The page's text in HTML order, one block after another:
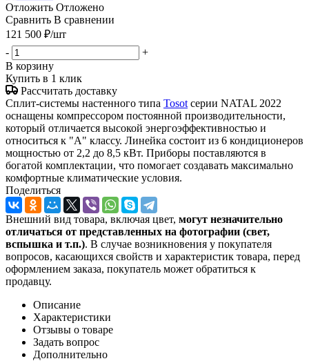
Отложить Отложено
Сравнить В сравнении
121 500 ₽/шт
-
+
В корзину
Купить в 1 клик
Рассчитать доставку
Сплит-системы настенного типа Tosot серии NATAL 2022
оснащены компрессором постоянной производительности,
который отличается высокой энергоэффективностью и
относиться к "А" классу. Линейка состоит из 6 кондиционеров
мощностью от 2,2 до 8,5 кВт. Приборы поставляются в
богатой комплектации, что помогает создавать максимально
комфортные климатические условия.
Поделиться
Внешний вид товара, включая цвет, могут незначительно
отличаться от представленных на фотографии (свет,
вспышка и т.п.). В случае возникновения у покупателя
вопросов, касающихся свойств и характеристик товара, перед
оформлением заказа, покупатель может обратиться к
продавцу.
Описание
Характеристики
Отзывы о товаре
Задать вопрос
Дополнительно